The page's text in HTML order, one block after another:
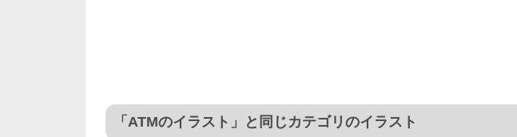
「ATMのイラスト」と同じカテゴリのイラスト